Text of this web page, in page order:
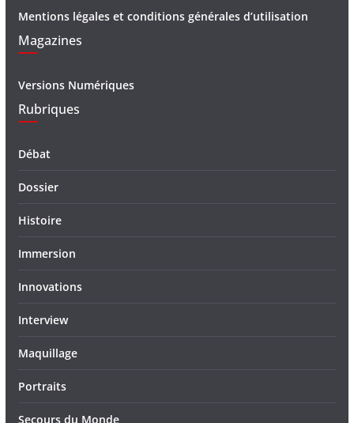
Mentions légales et conditions générales d’utilisation
Magazines
Versions Numériques
Rubriques
Débat
Dossier
Histoire
Immersion
Innovations
Interview
Maquillage
Portraits
Secours du Monde